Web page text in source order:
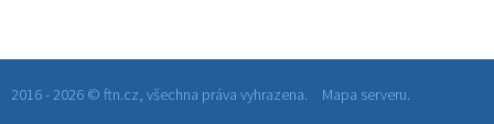
2016 - 2026 © ftn.cz, všechna práva vyhrazena. Mapa serveru.